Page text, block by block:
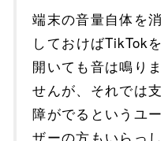
端末の音量自体を消
しておけばTikTokを
開いても音は鳴りま
せんが、それでは支
障がでるというユー
ザーの方もいらっし